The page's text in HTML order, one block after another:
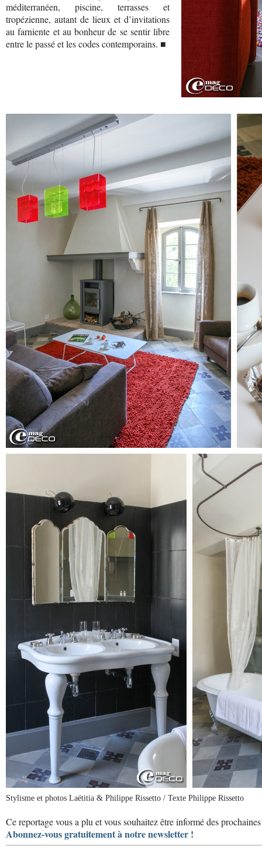
méditerranéen, piscine, terrasses et
tropézienne, autant de lieux et d’invitations
au farniente et au bonheur de se sentir libre
entre le passé et les codes contemporains. ■
Stylisme et photos Laëtitia & Philippe Rissetto / Texte Philippe Rissetto
Ce reportage vous a plu et vous souhaitez être informé des
Abonnez-vous gratuitement à notre newsletter !